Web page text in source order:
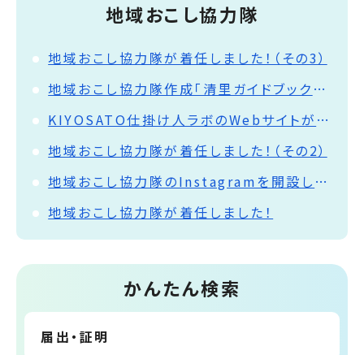
地域おこし協力隊
地域おこし協力隊が着任しました！（その3）
地域おこし協力隊作成「清里ガイドブック」が完成しました！
KIYOSATO仕掛け人ラボのWebサイトが公開されました！
地域おこし協力隊が着任しました！（その2）
地域おこし協力隊のInstagramを開設しました！
地域おこし協力隊が着任しました！
かんたん検索
届出・証明